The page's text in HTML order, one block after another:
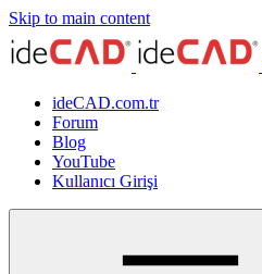
Skip to main content
ideCAD.com.tr
Forum
Blog
YouTube
Kullanıcı Girişi